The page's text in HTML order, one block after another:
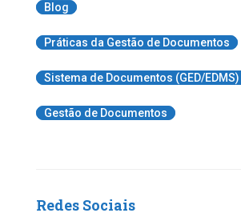
Blog
Práticas da Gestão de Documentos
Sistema de Documentos (GED/EDMS)
Gestão de Documentos
Redes Sociais